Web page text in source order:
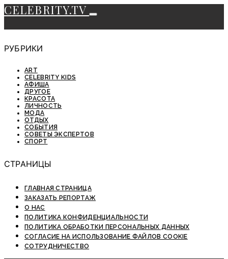
CELEBRITY.TV
РУБРИКИ
ART
CELEBRITY KIDS
АФИША
ДРУГОЕ
КРАСОТА
ЛИЧНОСТЬ
МОДА
ОТДЫХ
СОБЫТИЯ
СОВЕТЫ ЭКСПЕРТОВ
СПОРТ
СТРАНИЦЫ
ГЛАВНАЯ СТРАНИЦА
ЗАКАЗАТЬ РЕПОРТАЖ
О НАС
ПОЛИТИКА КОНФИДЕНЦИАЛЬНОСТИ
ПОЛИТИКА ОБРАБОТКИ ПЕРСОНАЛЬНЫХ ДАННЫХ
СОГЛАСИЕ НА ИСПОЛЬЗОВАНИЕ ФАЙЛОВ COOKIE
СОТРУДНИЧЕСТВО